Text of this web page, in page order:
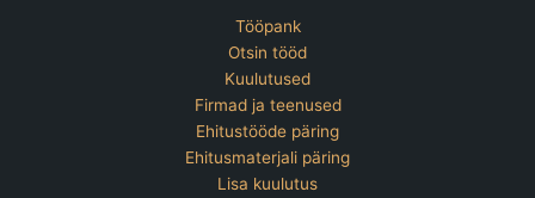
Tööpank
Otsin tööd
Kuulutused
Firmad ja teenused
Ehitustööde päring
Ehitusmaterjali päring
Lisa kuulutus